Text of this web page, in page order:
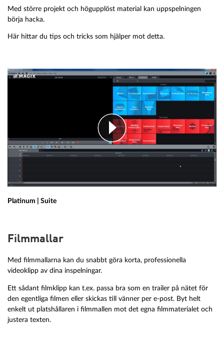
Med större projekt och högupplöst material kan uppspelningen
börja hacka.
Här hittar du tips och tricks som hjälper mot detta.
Platinum | Suite
Filmmallar
Med filmmallarna kan du snabbt göra korta, professionella
videoklipp av dina inspelningar.
Ett sådant filmklipp kan t.ex. passa bra som en trailer på nätet för
den egentliga filmen eller skickas till vänner per e-post. Byt helt
enkelt ut platshållaren i filmmallen mot det egna filmmaterialet och
justera texten.